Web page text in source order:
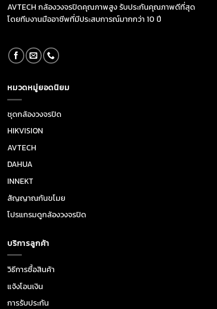
AVTECH กล้องวงจรปิดคุณภาพสูง รับประกันคุณภาพดีที่สุด
โดยทีมงานมืออาชีพที่มีประสบการณ์มากกว่า 10 ปี
หมวดหมู่ยอดนิยม
ชุดกล้องวงจรปิด
HIKVISION
AVTECH
DAHUA
INNEKT
สัญญาณกันขโมย
โปรแกรมดูกล้องวงจรปิด
บริการลูกค้า
วิธีการซื้อสินค้า
แจ้งโอนเงิน
การรับประกัน